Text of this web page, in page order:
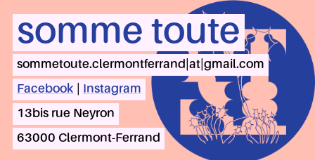
somme toute
sommetoute.clermontferrand|at|gmail.com
Facebook
Instagram
13bis rue Neyron
63000 Clermont-Ferrand